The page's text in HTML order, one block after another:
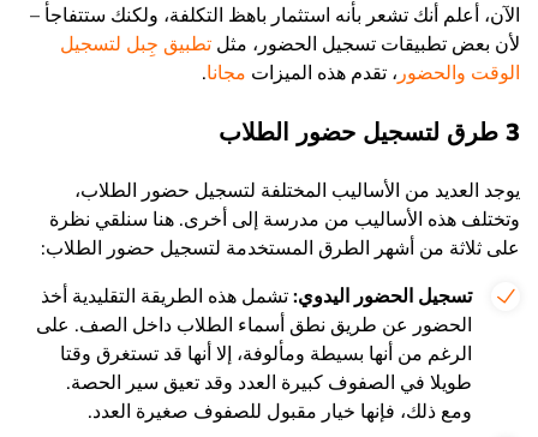
الآن، أعلم أنك تشعر بأنه استثمار باهظ التكلفة، ولكنك ستتفاجأ –
لأن بعض تطبيقات تسجيل الحضور، مثل تطبيق جِبل لتسجيل
الوقت والحضور ، تقدم هذه الميزات مجانا.
3 طرق لتسجيل حضور الطلاب
يوجد العديد من الأساليب المختلفة لتسجيل حضور الطلاب،
وتختلف هذه الأساليب من مدرسة إلى أخرى. هنا سنلقي نظرة
على ثلاثة من أشهر الطرق المستخدمة لتسجيل حضور الطلاب:
تسجيل الحضور اليدوي:تشمل هذه الطريقة التقليدية أخذ
الحضور عن طريق نطق أسماء الطلاب داخل الصف. على
الرغم من أنها بسيطة ومألوفة، إلا أنها قد تستغرق وقتا
طويلا في الصفوف كبيرة العدد وقد تعيق سير الحصة.
ومع ذلك، فإنها خيار مقبول للصفوف صغيرة العدد.